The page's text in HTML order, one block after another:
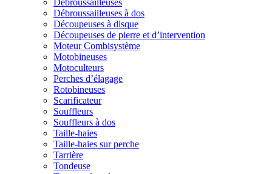
Débroussailleuses
Débroussailleuses à dos
Découpeuses à disque
Découpeuses de pierre et d’intervention
Moteur Combisystème
Motobineuses
Motoculteurs
Perches d’élagage
Rotobineuses
Scarificateur
Souffleurs
Souffleurs à dos
Taille-haies
Taille-haies sur perche
Tarrière
Tondeuse